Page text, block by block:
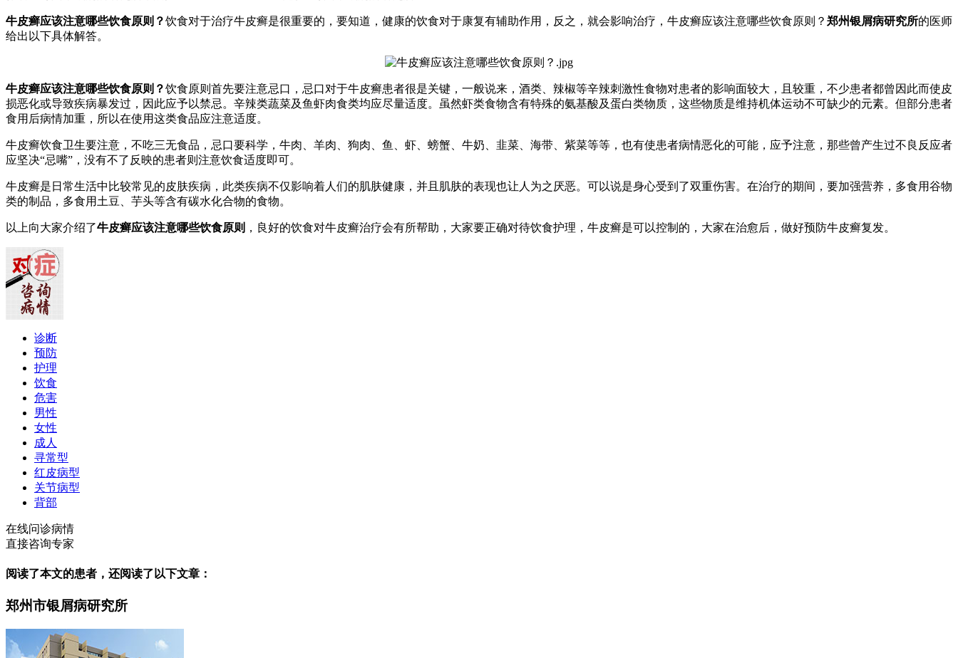
牛皮癣应该注意哪些饮食原则？饮食对于治疗牛皮癣是很重要的，要知道，健康的饮食对于康复有辅助作用，反之，就会影响治疗，牛皮癣应该注意哪些饮食原则？ 郑州银屑病研究所的医师
给出以下具体解答。
牛皮癣应该注意哪些饮食原则？饮食原则首先要注意忌口，忌口对于牛皮癣患者很是关键，一般说来，酒类、辣椒等辛辣刺激性食物对患者的影响面较大，且较重，不少患者都曾因此而使皮
损恶化或导致疾病暴发过，因此应予以禁忌。辛辣类蔬菜及鱼虾肉食类均应尽量适度。虽然虾类食物含有特殊的氨基酸及蛋白类物质，这些物质是维持机体运动不可缺少的元素。但部分患者
食用后病情加重，所以在使用这类食品应注意适度。
牛皮癣饮食卫生要注意，不吃三无食品，忌口要科学，牛肉、羊肉、狗肉、鱼、虾、螃蟹、牛奶、韭菜、海带、紫菜等等，也有使患者病情恶化的可能，应予注意，那些曾产生过不良反应者
应坚决“忌嘴”，没有不了反映的患者则注意饮食适度即可。
牛皮癣是日常生活中比较常见的皮肤疾病，此类疾病不仅影响着人们的肌肤健康，并且肌肤的表现也让人为之厌恶。可以说是身心受到了双重伤害。在治疗的期间，要加强营养，多食用谷物
类的制品，多食用土豆、芋头等含有碳水化合物的食物。
以上向大家介绍了牛皮癣应该注意哪些饮食原则 ，良好的饮食对牛皮癣治疗会有所帮助，大家要正确对待饮食护理，牛皮癣是可以控制的，大家在治愈后，做好预防牛皮癣复发。
诊断
预防
护理
饮食
危害
男性
女性
成人
寻常型
红皮病型
关节病型
背部
在线问诊病情
直接咨询专家
阅读了本文的患者，还阅读了以下文章：
郑州市银屑病研究所